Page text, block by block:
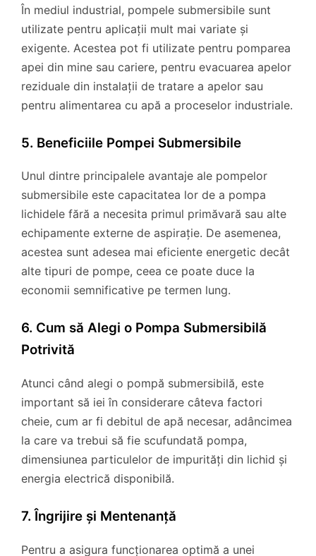
În mediul industrial, pompele submersibile sunt
utilizate pentru aplicații mult mai variate și
exigente. Acestea pot fi utilizate pentru pomparea
apei din mine sau cariere, pentru evacuarea apelor
reziduale din instalații de tratare a apelor sau
pentru alimentarea cu apă a proceselor industriale.
5. Beneficiile Pompei Submersibile
Unul dintre principalele avantaje ale pompelor
submersibile este capacitatea lor de a pompa
lichidele fără a necesita primul primăvară sau alte
echipamente externe de aspirație. De asemenea,
acestea sunt adesea mai eficiente energetic decât
alte tipuri de pompe, ceea ce poate duce la
economii semnificative pe termen lung.
6. Cum să Alegi o Pompa Submersibilă
Potrivită
Atunci când alegi o pompă submersibilă, este
important să iei în considerare câteva factori
cheie, cum ar fi debitul de apă necesar, adâncimea
la care va trebui să fie scufundată pompa,
dimensiunea particulelor de impurități din lichid și
energia electrică disponibilă.
7. Îngrijire și Mentenanță
Pentru a asigura funcționarea optimă a unei